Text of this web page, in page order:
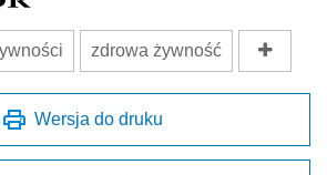
zdrowa żywność
Wersja do druku